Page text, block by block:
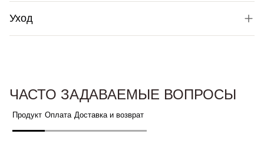
Уход
ЧАСТО ЗАДАВАЕМЫЕ ВОПРОСЫ
Продукт Оплата Доставка и возврат